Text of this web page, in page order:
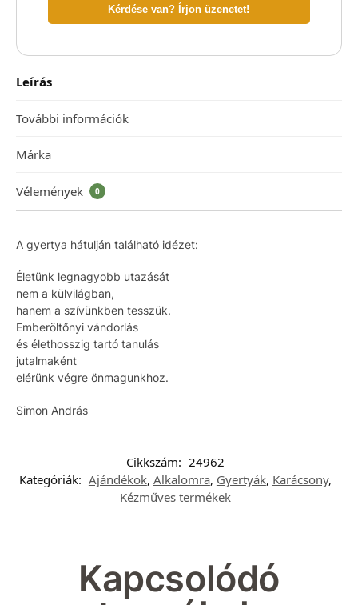
Kérdése van? Írjon üzenetet!
Leírás
További információk
Márka
Vélemények 0
A gyertya hátulján található idézet:
Életünk legnagyobb utazását
nem a külvilágban,
hanem a szívünkben tesszük.
Emberöltőnyi vándorlás
és élethosszig tartó tanulás
jutalmaként
elérünk végre önmagunkhoz.
Simon András
Cikkszám: 24962
Kategóriák: Ajándékok, Alkalomra, Gyertyák, Karácsony,
Kézműves termékek
Kapcsolódó